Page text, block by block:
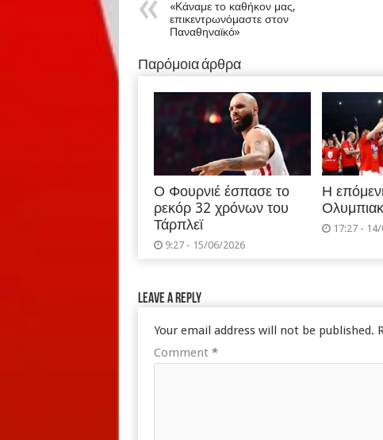
«Κάναμε το καθήκον μας,
επικεντρωνόμαστε στον
Παναθηναϊκό»
Παρόμοια άρθρα
Ο Φουρνιέ έσπασε το
ρεκόρ 32 χρόνων του
Τάρπλεϊ
9:27 - 15/06/2026
Η
17:27 -
Leave a Reply
Your email address will not be published.
Comment *